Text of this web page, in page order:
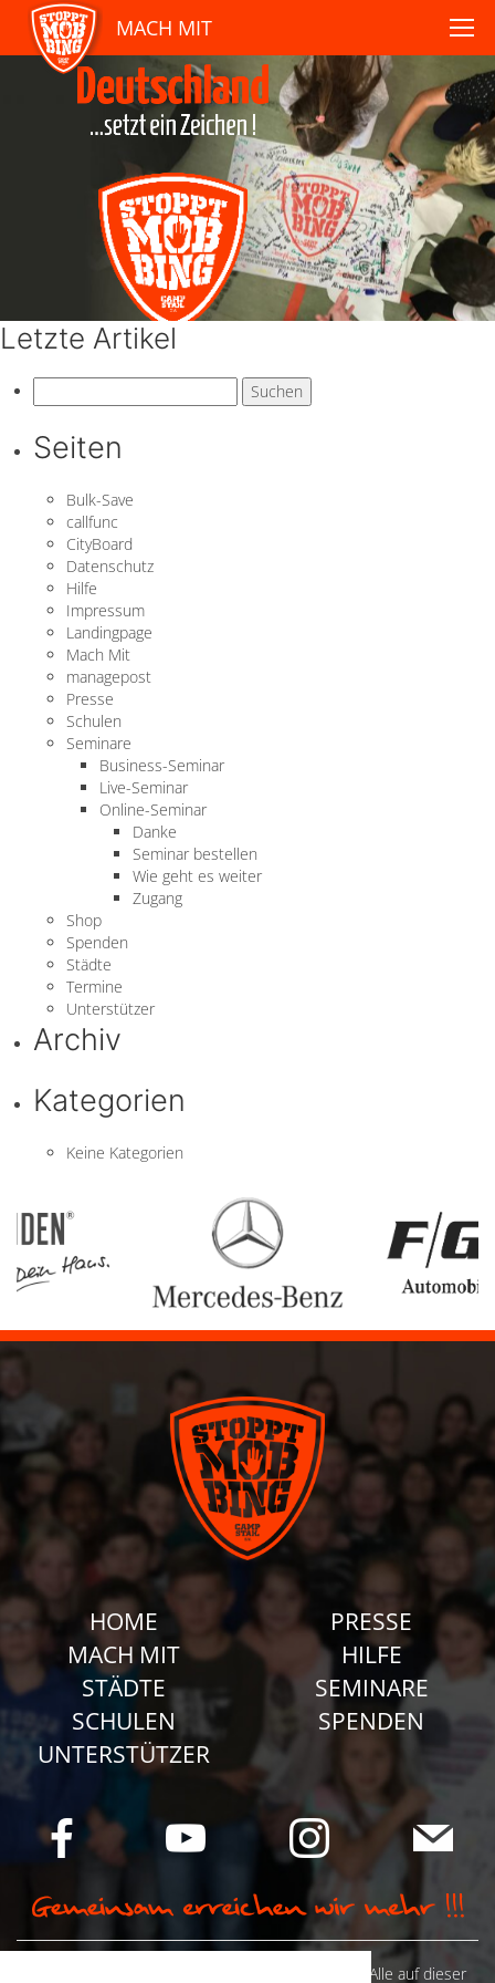
MACH MIT
Letzte Artikel
nach:
Seiten
Bulk-Save
callfunc
CityBoard
Datenschutz
Hilfe
Impressum
Landingpage
Mach Mit
managepost
Presse
Schulen
Seminare
Business-Seminar
Live-Seminar
Online-Seminar
Danke
Seminar bestellen
Wie geht es weiter
Zugang
Shop
Spenden
Städte
Termine
Unterstützer
Archiv
Kategorien
Keine Kategorien
HOME
MACH MIT
STÄDTE
SCHULEN
UNTERSTÜTZER
PRESSE
HILFE
SEMINARE
SPENDEN
© Camp Stahl e.V. 2026 alle Rechte vorbehalten: Alle auf dieser